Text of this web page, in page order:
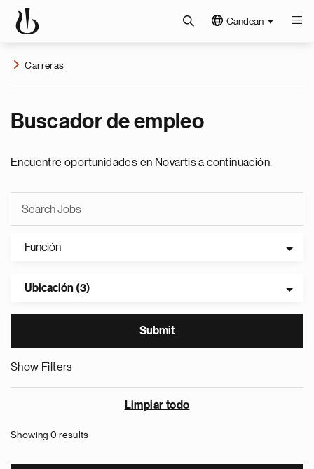
Candean
Carreras
Buscador de empleo
Encuentre oportunidades en Novartis a continuación.
Función
Ubicación (3)
Show Filters
Limpiar todo
Showing 0 results